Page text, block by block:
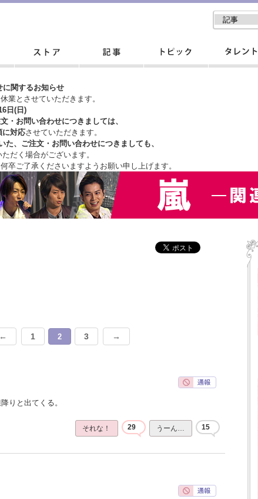
に関するお知らせ
業とさせていただきます。
日(日)
・お問い合わせにつきましては、
に対応させていただきます。
た、ご注文・ お問い合わせにつきましても、
だく場合がございます。
何卒ご了承くださいますようお願い申し上げます。
← 1 2 3 →
りと出てくる。
それな！ 29 うーん… 15